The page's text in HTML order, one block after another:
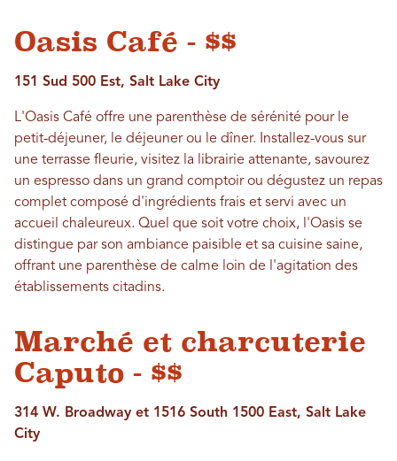
Oasis Café - $$
151 Sud 500 Est, Salt Lake City
L'Oasis Café offre une parenthèse de sérénité pour le
petit-déjeuner, le déjeuner ou le dîner. Installez-vous sur
une terrasse fleurie, visitez la librairie attenante, savourez
un espresso dans un grand comptoir ou dégustez un repas
complet composé d'ingrédients frais et servi avec un
accueil chaleureux. Quel que soit votre choix, l'Oasis se
distingue par son ambiance paisible et sa cuisine saine,
offrant une parenthèse de calme loin de l'agitation des
établissements citadins.
Marché et charcuterie
Caputo - $$
314 W. Broadway et 1516 South 1500 East, Salt Lake
City